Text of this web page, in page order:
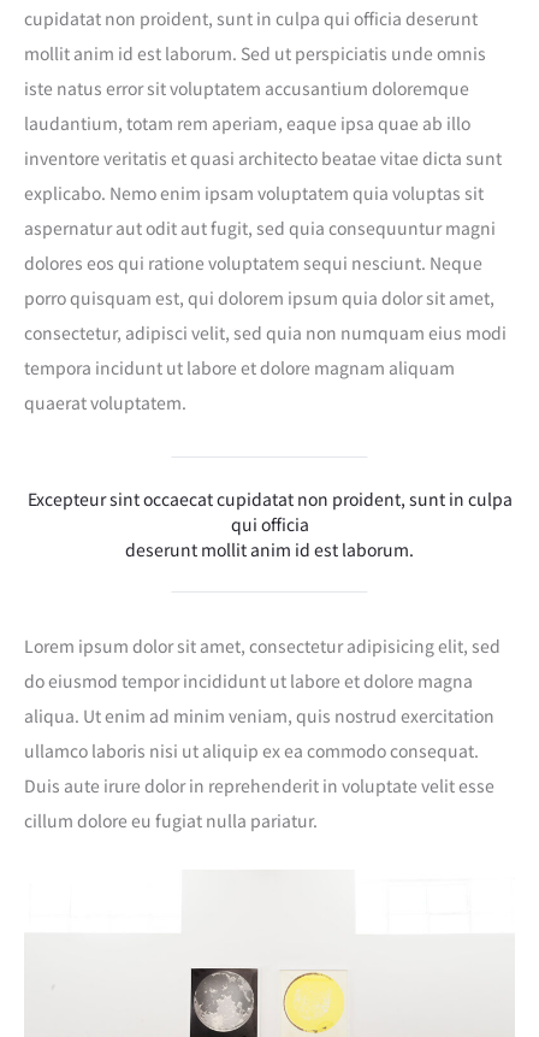
cupidatat non proident, sunt in culpa qui officia deserunt
mollit anim id est laborum. Sed ut perspiciatis unde omnis
iste natus error sit voluptatem accusantium doloremque
laudantium, totam rem aperiam, eaque ipsa quae ab illo
inventore veritatis et quasi architecto beatae vitae dicta sunt
explicabo. Nemo enim ipsam voluptatem quia voluptas sit
aspernatur aut odit aut fugit, sed quia consequuntur magni
dolores eos qui ratione voluptatem sequi nesciunt. Neque
porro quisquam est, qui dolorem ipsum quia dolor sit amet,
consectetur, adipisci velit, sed quia non numquam eius modi
tempora incidunt ut labore et dolore magnam aliquam
quaerat voluptatem.
Excepteur sint occaecat cupidatat non proident, sunt in culpa
qui officia
deserunt mollit anim id est laborum.
Lorem ipsum dolor sit amet, consectetur adipisicing elit, sed
do eiusmod tempor incididunt ut labore et dolore magna
aliqua. Ut enim ad minim veniam, quis nostrud exercitation
ullamco laboris nisi ut aliquip ex ea commodo consequat.
Duis aute irure dolor in reprehenderit in voluptate velit esse
cillum dolore eu fugiat nulla pariatur.